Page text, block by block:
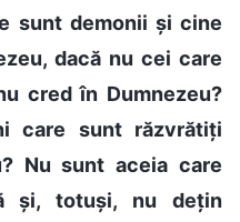
sunt demonii și cine
dacă nu cei care
cred în Dumnezeu?
care sunt răzvrătiți
Nu sunt aceia care
și, totuși, nu dețin